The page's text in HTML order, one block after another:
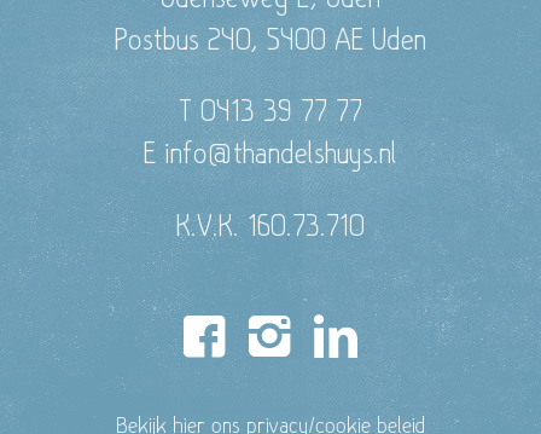
Postbus 240, 5400 AE Uden
T 0413 39 77 77
E info@thandelshuys.nl
K.V.K. 160.73.710
Bekijk hier ons privacy/cookie beleid